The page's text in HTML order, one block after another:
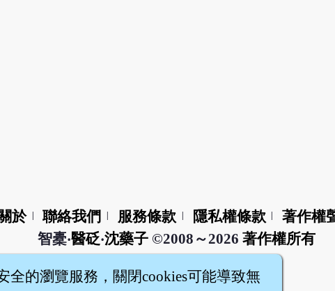
關於 聯絡我們 服務條款 隱私權條款
著作權
智橐‧醫砭‧沈藥子©2008～2026 著作權所有
全的瀏覽服務，關閉cookies可能導致無